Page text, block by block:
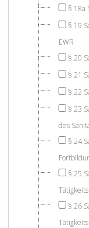
§ 18a
§ 19
EWR
§ 20
§ 21
§ 22
§ 23
des
§ 24
§ 25
§ 26